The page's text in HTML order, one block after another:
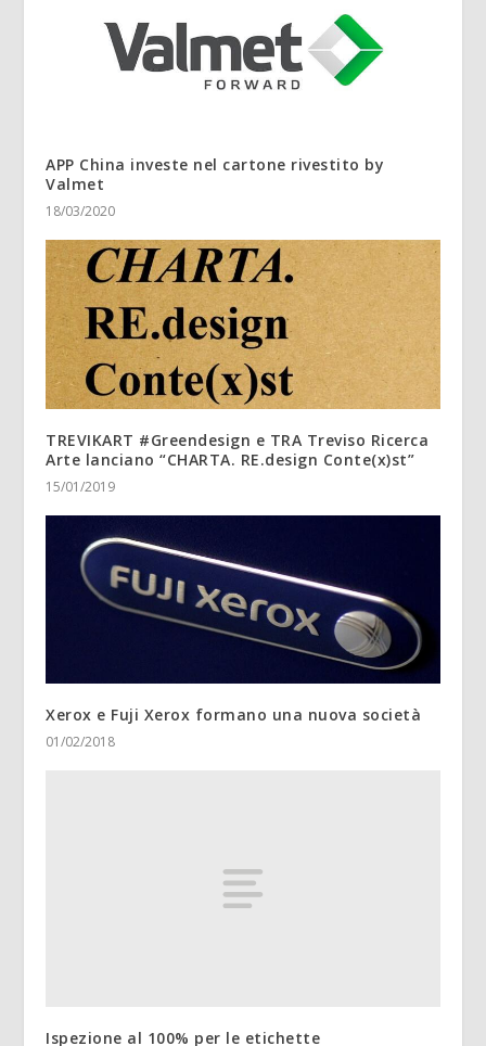
APP China investe nel cartone rivestito by
Valmet
18/03/2020
TREVIKART #Greendesign e TRA Treviso Ricerca
Arte lanciano “CHARTA. RE.design Conte(x)st”
15/01/2019
Xerox e Fuji Xerox formano una nuova società
01/02/2018
Ispezione al 100% per le etichette